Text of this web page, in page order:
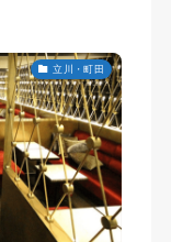
立川・町田